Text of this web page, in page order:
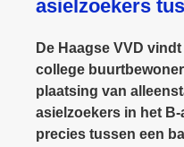
asielzoekers
De Haagse VVD
college
plaatsing van
asielzoekers in het
precies tussen een